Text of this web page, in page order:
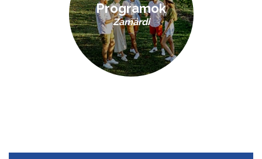
Programok
Zamárdi